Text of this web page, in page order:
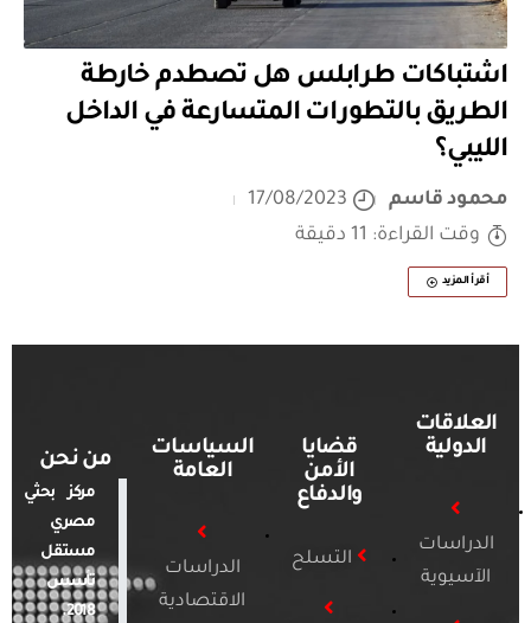
اشتباكات طرابلس هل تصطدم خارطة
الطريق بالتطورات المتسارعة في الداخل
الليبي؟
محمود قاسم
17/08/2023
وقت القراءة: 11 دقيقة
أقرأ المزيد
العلاقات
الدولية
الدراسات
الآسيوية
قضايا
الأمن
والدفاع
التسلح
السياسات
العامة
الدراسات
الاقتصادية
من نحن
مركز بحثي
مصري
مستقل
تأسس
2018.